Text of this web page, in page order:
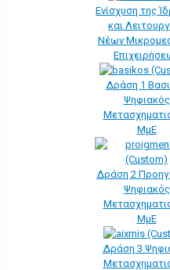
Ενίσχυση της
και
Νέων
Δράση 1
Ψηφιακός
ΜμΕ
Δράση 2
Ψηφιακός
ΜμΕ
Δράση 3